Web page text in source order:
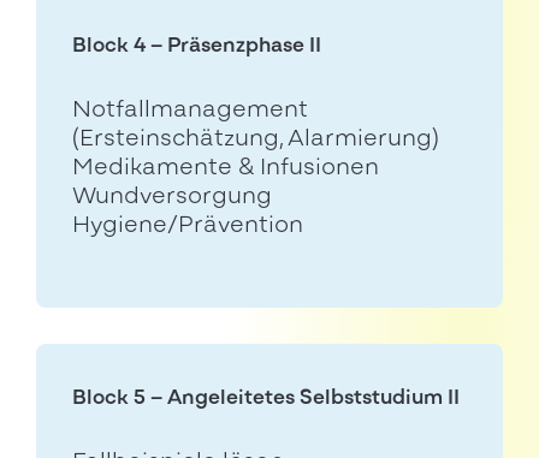
Block 4 – Präsenzphase II
Notfallmanagement
(Ersteinschätzung, Alarmierung)
Medikamente & Infusionen
Wundversorgung
Hygiene/Prävention
Block 5 – Angeleitetes Selbststudium II